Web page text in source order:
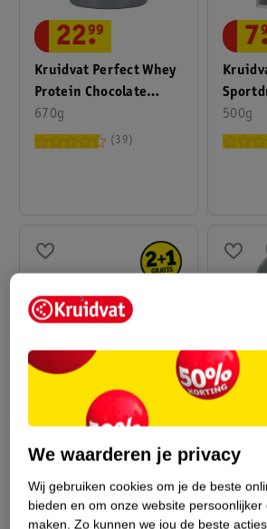
Kruidvat Perfect Whey
Protein Chocolate
Proteïnepoeder
670g
22.
99
39
Gram
500g
7
34% Problast Double
Chocolate 60 Gram
60g
11
670g
We waarderen je privacy
Wij gebruiken cookies om je de beste
bieden en om onze website persoonlijker
maken. Zo kunnen we jou de beste